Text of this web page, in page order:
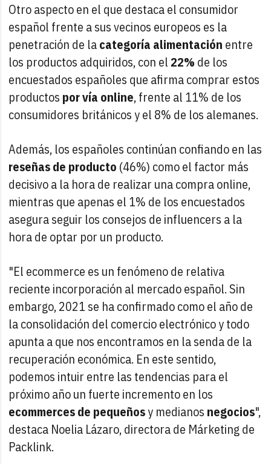
Otro aspecto en el que destaca el consumidor
español frente a sus vecinos europeos es la
penetración de lacategoría alimentación entre
los productos adquiridos, con el22% de los
encuestados españoles que afirma comprar estos
productos por vía online, frente al 11% de los
consumidores británicos y el 8% de los alemanes.
Además, los españoles continúan confiando en las
reseñas de producto (46%) como el factor más
decisivo a la hora de realizar una compra online,
mientras que apenas el 1% de los encuestados
asegura seguir los consejos de influencers a la
hora de optar por un producto.
"El ecommerce es un fenómeno de relativa
reciente incorporación al mercado español. Sin
embargo, 2021 se ha confirmado como el año de
la consolidación del comercio electrónico y todo
apunta a que nos encontramos en la senda de la
recuperación económica. En este sentido,
podemos intuir entre las tendencias para el
próximo año un fuerte incremento en los
ecommerces de pequeñosy medianos negocios",
destaca Noelia Lázaro, directora de Márketing de
Packlink.